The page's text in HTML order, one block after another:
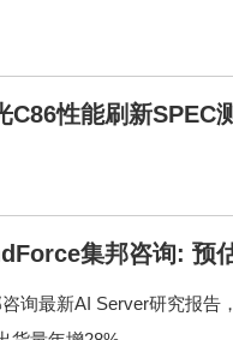
C86性能刷新SPEC
集邦咨询: 预
询最新AI Server研究报